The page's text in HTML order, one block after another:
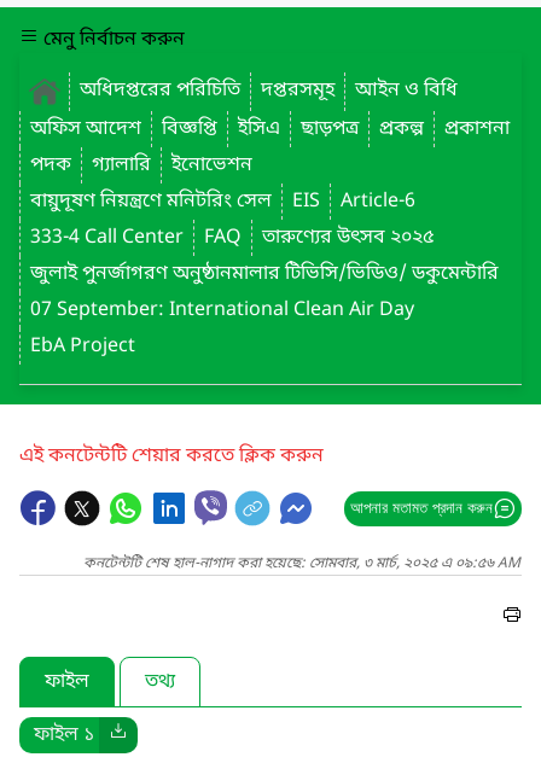
মেনু নির্বাচন করুন
অধিদপ্তরের পরিচিতি
দপ্তরসমূহ
আইন ও বিধি
অফিস আদেশ
বিজ্ঞপ্তি ইসিএ ছাড়পত্র প্রকল্প
প্রকাশনা
পদক
গ্যালারি
ইনোভেশন
বায়ুদূষণ নিয়ন্ত্রণে মনিটরিং সেল
EIS
Article-6
333-4 Call Center
FAQ
তারুণ্যের উৎসব ২০২৫
জুলাই পুনর্জাগরণ অনুষ্ঠানমালার টিভিসি/ভিডিও/ ডকুমেন্টারি
07 September: International Clean Air Day
EbA Project
এই কনটেন্টটি শেয়ার করতে ক্লিক করুন
আপনার মতামত প্রদান করুন
কনটেন্টটি শেষ হাল-নাগাদ করা হয়েছে: সোমবার, ৩ মার্চ, ২০২৫ এ ০৯:৫৬ AM
ফাইল
তথ্য
ফাইল ১